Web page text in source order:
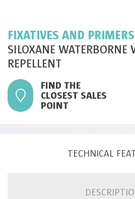
FIXATIVES AND PRIMERS
SILOXANE WATERBORNE
REPELLENT
FIND THE
CLOSEST SALES
POINT
TECHNICAL